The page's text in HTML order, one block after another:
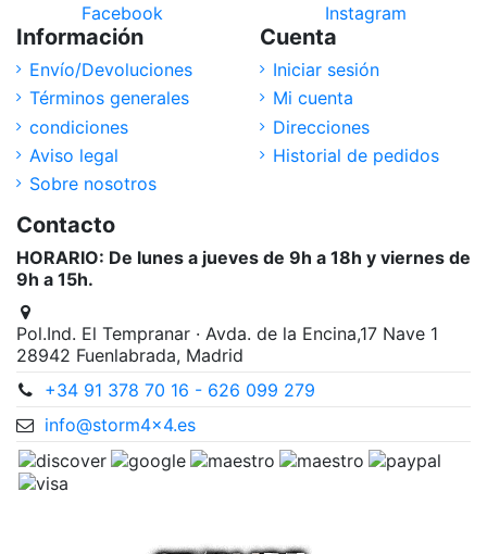
Facebook Instagram
Información
Envío/Devoluciones
Términos generales
condiciones
Aviso legal
Sobre nosotros
Cuenta
Iniciar sesión
Mi cuenta
Direcciones
Historial de pedidos
Contacto
HORARIO: De lunes a jueves de 9h a 18h y viernes de
9h a 15h.
Pol.Ind. El Tempranar · Avda. de la Encina,17 Nave 1
28942 Fuenlabrada, Madrid
+34 91 378 70 16 - 626 099 279
info@storm4x4.es